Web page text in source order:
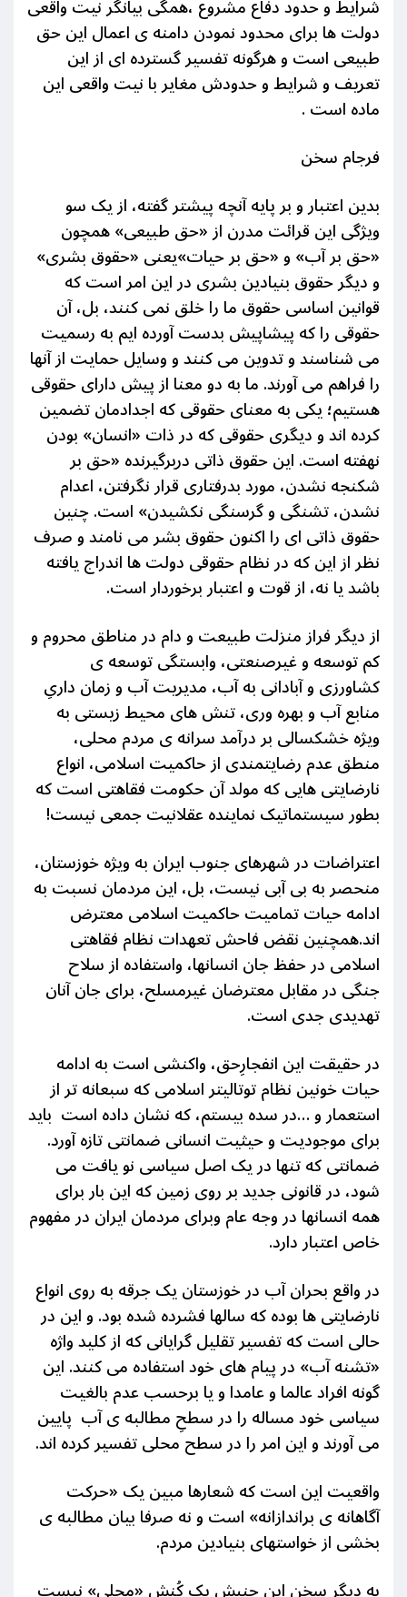
دولت ها برای محدود نمودن دامنه ی اعمال این حق
طبیعی است و هرگونه تفسیر گسترده ای از این
تعریف و شرایط و حدودش مغایر با نیت واقعی این
ماده است .
فرجام سخن
بدین اعتبار و بر پایه آنچه پیشتر گفته، از یک سو
ویژگی این قرائت مدرن از «حق طبیعی» همچون
«حق بر آب» و «حق بر حیات»یعنی «حقوق بشری»
و دیگر حقوق بنیادین بشری در این امر است که
قوانین اساسی حقوق ما را خلق نمی کنند، بل، آن
حقوقی را که پیشاپیش بدست آورده ایم به رسمیت
می شناسند و تدوین می کنند و وسایل حمایت از آنها
را فراهم می آورند. ما به دو معنا از پیش دارای حقوقی
هستیم؛ یکی به معنای حقوقی که اجدادمان تضمین
کرده اند و دیگری حقوقی که در ذات «انسان» بودن
نهفته است. این حقوق ذاتی دربرگیرنده «حق بر
شکنجه نشدن، مورد بدرفتاری قرار نگرفتن، اعدام
نشدن، تشنگی و گرسنگی نکشیدن» است. چنین
حقوق ذاتی ای را اکنون حقوق بشر می نامند و صرف
نظر از این که در نظام حقوقی دولت ها اندراج یافته
باشد یا نه، از قوت و اعتبار برخوردار است.
از دیگر فراز منزلت طبیعت و دام در مناطق محروم و
کم توسعه و غیرصنعتی، وابستگی توسعه ی
کشاورزی و آبادانی به آب، مدیریت آب و زمان داریِ
منابع آب و بهره وری، تنش های محیط زیستی به
ویژه خشکسالی بر درآمد سرانه ی مردم محلی،
منطق عدم رضایتمندی از حاکمیت اسلامی، انواع
نارضایتی هایی که مولد آن حکومت فقاهتی است که
بطور سیستماتیک نماینده عقلانیت جمعی نیست!
اعتراضات در شهرهای جنوب ایران به ویژه خوزستان،
منحصر به بی آبی نیست، بل، این مردمان نسبت به
ادامه حیات تمامیت حاکمیت اسلامی معترض
اند.همچنین نقض فاحش تعهدات نظام فقاهتی
اسلامی در حفظ جان انسانها، واستفاده از سلاح
جنگی در مقابل معترضان غیرمسلح، برای جان آنان
تهدیدی جدی است.
در حقیقت این انفجارِحق، واکنشی است به ادامه
حیات خونین نظام توتالیتر اسلامی که سبعانه تر از
استعمار و …در سده بیستم، که نشان داده است باید
برای موجودیت و حیثیت انسانی ضمانتی تازه آورد.
ضمانتی که تنها در یک اصل سیاسی نو یافت می
شود، در قانونی جدید بر روی زمین که این بار برای
همه انسانها در وجه عام وبرای مردمان ایران در مفهوم
خاص اعتبار دارد.
در واقع بحران آب در خوزستان یک جرقه به روی انواع
نارضایتی ها بوده که سالها فشرده شده بود. و این در
حالی است که تفسیر تقلیل گرایانی که از کلید واژه
«تشنه آب» در پیام های خود استفاده می کنند. این
گونه افراد عالما و عامدا و یا برحسب عدم بالغیت
سیاسی خود مساله را در سطحِ مطالبه ی آب پایین
می آورند و این امر را در سطح محلی تفسیر کرده اند.
واقعیت این است که شعارها مبین یک «حرکت
آگاهانه ی براندازانه» است و نه صرفا بیان مطالبه ی
بخشی از خواستهای بنیادین مردم.